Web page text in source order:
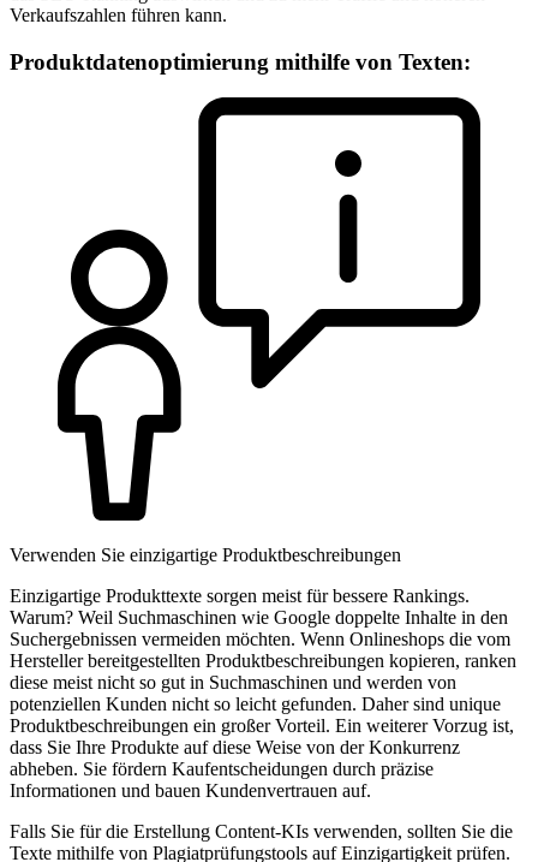
Verkaufszahlen führen kann.
Produktdaten­optimierung mithilfe von Texten:
Verwenden Sie einzigartige Produkt­beschreibungen
Einzigartige Produkttexte sorgen meist für bessere Rankings.
Warum? Weil Suchmaschinen wie Google doppelte Inhalte in den
Suchergebnissen vermeiden möchten. Wenn Onlineshops die vom
Hersteller bereitgestellten Produktbeschreibungen kopieren, ranken
diese meist nicht so gut in Suchmaschinen und werden von
potenziellen Kunden nicht so leicht gefunden. Daher sind unique
Produktbeschreibungen ein großer Vorteil. Ein weiterer Vorzug ist,
dass Sie Ihre Produkte auf diese Weise von der Konkurrenz
abheben. Sie fördern Kaufentscheidungen durch präzise
Informationen und bauen Kundenvertrauen auf.
Falls Sie für die Erstellung Content-KIs verwenden, sollten Sie die
Texte mithilfe von Plagiatprüfungstools auf Einzigartigkeit prüfen.